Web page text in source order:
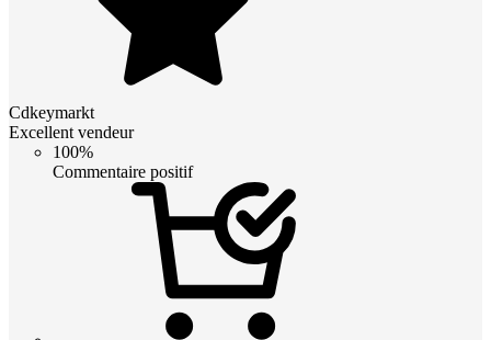
Cdkeymarkt
Excellent vendeur
100%
Commentaire positif